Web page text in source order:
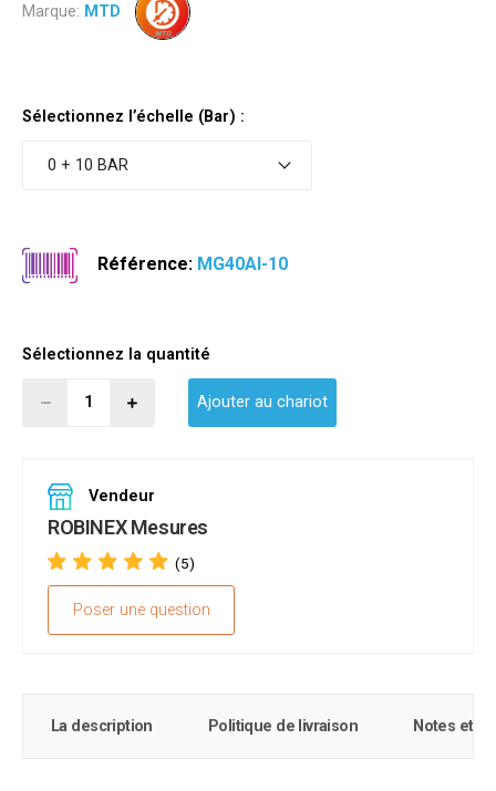
Marque: MTD
Sélectionnez l’échelle (Bar) :
0 + 10 BAR
Référence: MG40AI-10
Sélectionnez la quantité
Ajouter au chariot
Vendeur
ROBINEX Mesures
(5)
Poser une question
La description Politique de livraison Notes et